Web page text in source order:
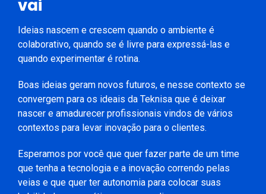
vai
Ideias nascem e crescem quando o ambiente é
colaborativo, quando se é livre para expressá-las e
quando experimentar é rotina.
Boas ideias geram novos futuros, e nesse contexto se
convergem para os ideais da Teknisa que é deixar
nascer e amadurecer profissionais vindos de vários
contextos para levar inovação para o clientes.
Esperamos por você que quer fazer parte de um time
que tenha a tecnologia e a inovação correndo pelas
veias e que quer ter autonomia para colocar suas